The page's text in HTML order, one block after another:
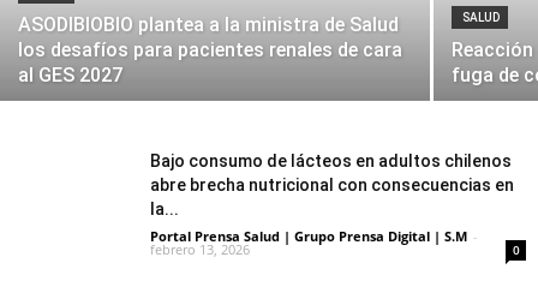
ASODIBIOBIO plantea a la ministra de Salud
los desafíos para pacientes renales de cara
al GES 2027
SALUD
fuga de
Bajo consumo de lácteos en adultos chilenos
abre brecha nutricional con consecuencias en
la...
Portal Prensa Salud | Grupo Prensa Digital | S.M -
febrero 13, 2026 0